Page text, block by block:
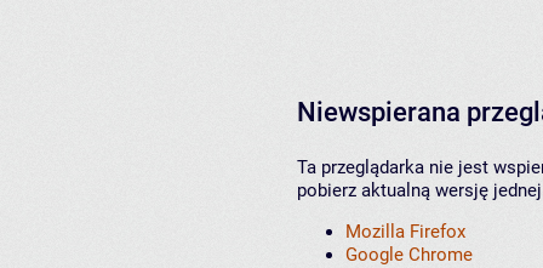
Niewspierana
Ta przeglądarka nie jest
pobierz aktualną wersję
Mozilla Firefox
Google Chrome